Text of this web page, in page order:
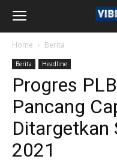
Home Berita
Berita Headline
Progres
Pancang
Ditargetkan
2021